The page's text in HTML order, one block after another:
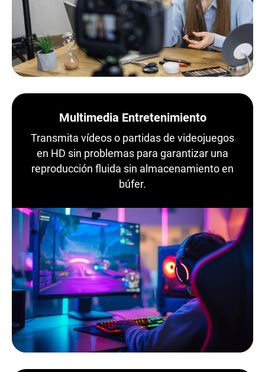
Multimedia Entretenimiento
Transmita vídeos o partidas de videojuegos
en HD sin problemas para garantizar una
reproducción fluida sin almacenamiento en
búfer.